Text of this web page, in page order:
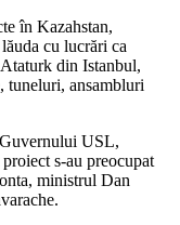
în Kazahstan,
cu lucrări ca
din Istanbul,
tuneluri, ansambluri
USL,
s-au preocupat
ministrul Dan